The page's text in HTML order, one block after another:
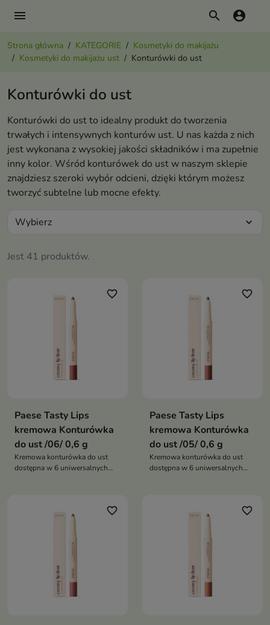
menu search account_circle
Strona główna KATEGORIE
Kosmetyki do makijażu
Kosmetyki do makijażu ust
Konturówki do ust
Konturówki do ust
Konturówki do ust to idealny produkt do tworzenia
trwałych i intensywnych konturów ust. U nas każda z nich
jest wykonana z wysokiej jakości składników i ma zupełnie
inny kolor. Wśród konturówek do ust w naszym sklepie
znajdziesz szeroki wybór odcieni, dzięki którym możesz
tworzyć subtelne lub mocne efekty.
Jest 41 produktów.
Wybierz expand_more
favorite_border
Paese Tasty Lips
kremowa Konturówka
do ust /06/ 0,6 g
Kremowa konturówka do ust
dostępna w 6 uniwersalnych
pomaga uzyskać efekt
favorite_border
Paese Tasty Lips
kremowa Konturówka
do ust /05/ 0,6 g
Kremowa konturówka do ust
dostępna w 6 uniwersalnych
pomaga uzyskać efekt
favorite_border favorite_border